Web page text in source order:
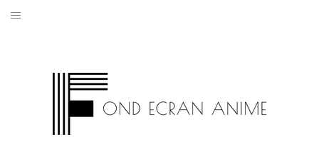
Aller
ASSASSINATION CLASSROOM